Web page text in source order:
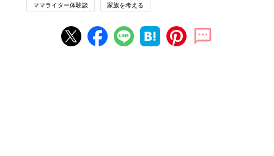
ママライター体験談 家族を考える